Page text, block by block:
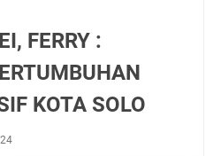
FERRY :
KOTA SOLO